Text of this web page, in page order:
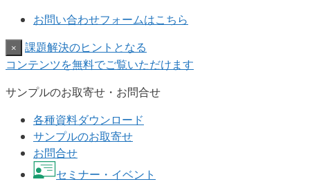
お問い合わせフォームはこちら
×
課題解決のヒントとなる
コンテンツを無料でご覧いただけます
サンプルのお取寄せ・お問合せ
各種資料ダウンロード
サンプルのお取寄せ
お問合せ
セミナー・イベント